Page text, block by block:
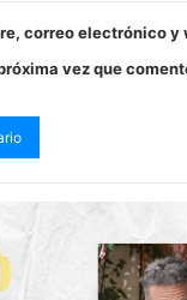
correo electrónico y
vez que